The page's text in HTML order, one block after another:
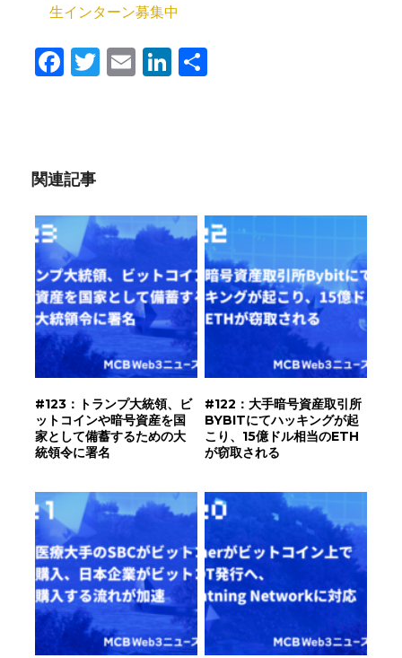
生インターン募集中
Facebook
Twitter
EmailLinkedIn
関連記事
#123：トランプ大統領、ビ
ットコインや暗号資産を国
家として備蓄するための大
統領令に署名
#122：大手暗号資産取引所
BYBITにてハッキングが起
こり、15億ドル相当のETH
が窃取される